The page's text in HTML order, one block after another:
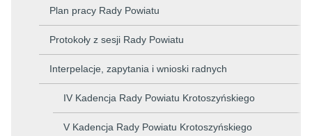
Plan pracy Rady Powiatu
Protokoły z sesji Rady Powiatu
Interpelacje, zapytania i wnioski radnych
IV Kadencja Rady Powiatu Krotoszyńskiego
V Kadencja Rady Powiatu Krotoszyńskiego